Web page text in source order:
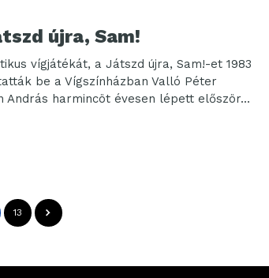
újra, Sam!
vígjátékát, a Játszd újra, Sam!-et 1983
be a Vígszínházban Valló Péter
András harmincöt évesen lépett először...
13